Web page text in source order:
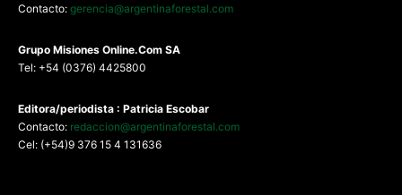
Contacto: gerencia@argentinaforestal.com
Grupo Misiones Online.Com SA
Tel: +54 (0376) 4425800
Editora/periodista : Patricia Escobar
Contacto: redaccion@argentinaforestal.com
Cel: (+54)9 376 15 4 131636